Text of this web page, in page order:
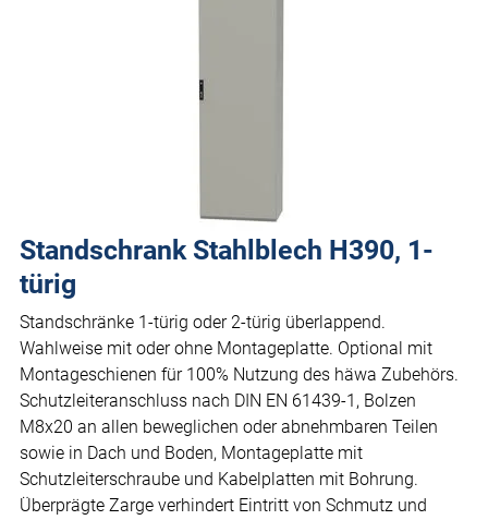
Standschrank Stahlblech H390, 1-
türig
Standschränke 1-türig oder 2-türig überlappend.
Wahlweise mit oder ohne Montageplatte. Optional mit
Montageschienen für 100% Nutzung des häwa Zubehörs.
Schutzleiteranschluss nach DIN EN 61439-1, Bolzen
M8x20 an allen beweglichen oder abnehmbaren Teilen
sowie in Dach und Boden, Montageplatte mit
Schutzleiterschraube und Kabelplatten mit Bohrung.
Überprägte Zarge verhindert Eintritt von Schmutz und